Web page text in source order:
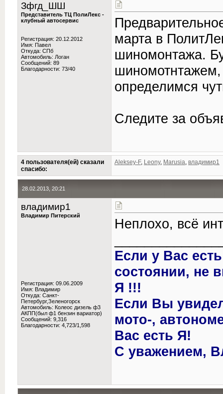
Зфгд_ШШ
Представитель ТЦ ПолиЛекс -
клубный автосервис
Регистрация: 20.12.2012
Имя: Павел
Откуда: СПб
Автомобиль: Логан
Сообщений: 89
Благодарности: 73/40
марта в
шиномонтажа.
шиномотнтажем,
определимся
Следите за
4 пользователя(ей) сказали
cпасибо:
Aleksey-F, Leony, Marusia, владимир1
28.02.2013, 20:21
владимир1
Владимир Питерский
Регистрация: 09.06.2009
Имя: Владимир
Откуда: Санкт-
Петербург,Зеленогорск
Автомобиль: Колеос дизель ф3
АКПП(был ф1 бензин вариатор)
Сообщений: 9,316
Благодарности: 4,723/1,598
Неплохо, всё
Если у Вас
состоянии, не
Я !!!
Если Вы
мото-,
Вас есть Я!
С уважением,